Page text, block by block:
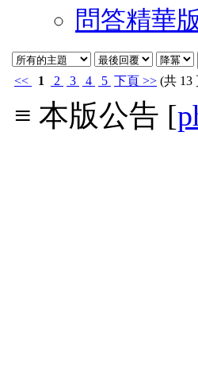
問答精華
<< 1 2 3 4 5 下頁 >> (共 13
≡ 本版公告 [